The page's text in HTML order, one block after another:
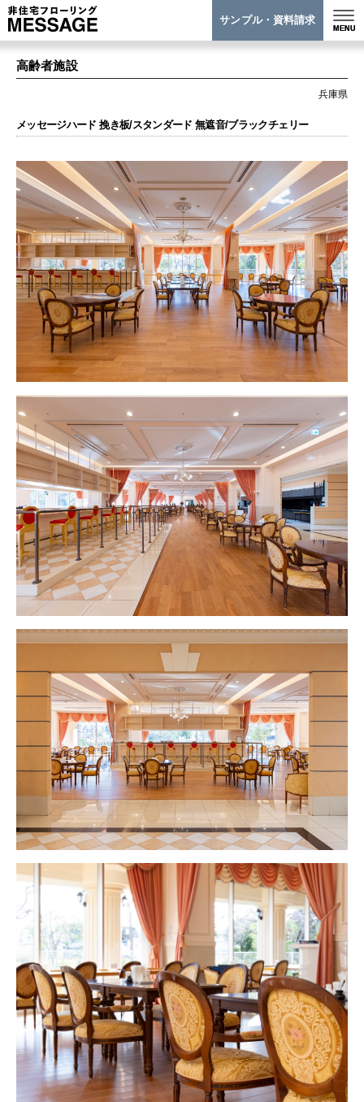
サンプル・資料請求
高齢者施設
兵庫県
メッセージハード 挽き板/スタンダード 無遮音/ブラックチェリー